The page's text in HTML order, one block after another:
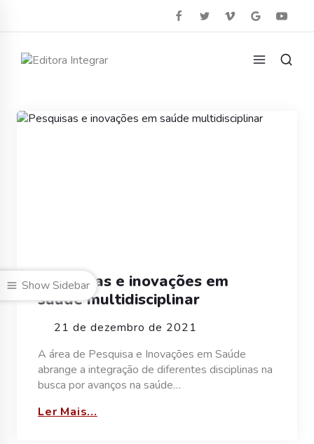
Show Sidebar
Pesquisas e inovações em
saúde multidisciplinar
21 de dezembro de 2021
A área de Pesquisa e Inovações em Saúde
abrange a integração de diferentes disciplinas na
busca por avanços na saúde…
Ler Mais...